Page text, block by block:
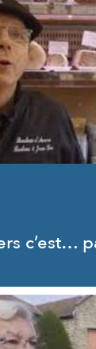
c’est…